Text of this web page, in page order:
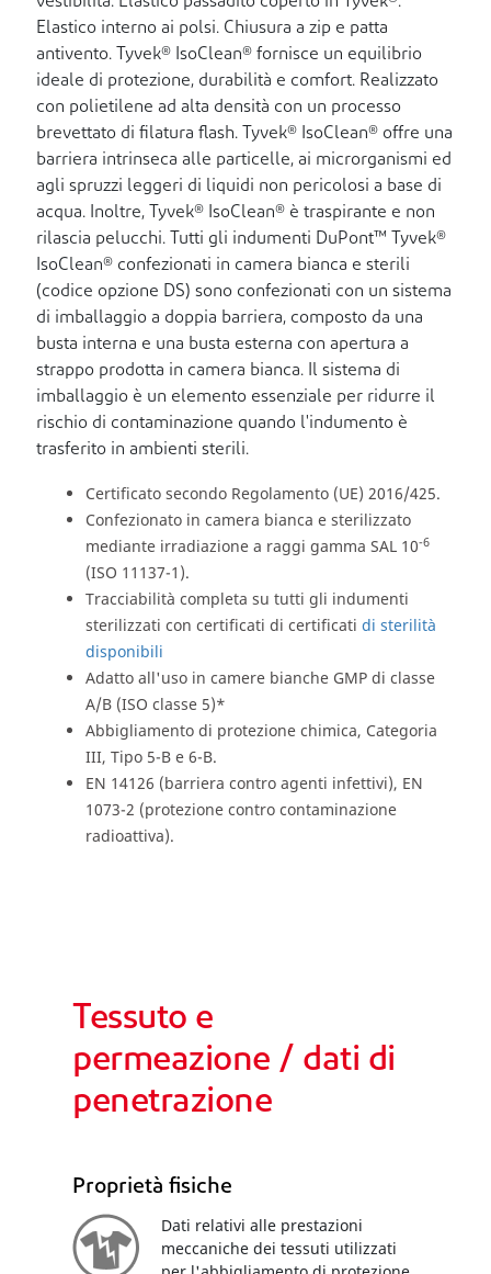
Elastico interno ai polsi. Chiusura a zip e patta
antivento. Tyvek® IsoClean® fornisce un equilibrio
ideale di protezione, durabilità e comfort. Realizzato
con polietilene ad alta densità con un processo
brevettato di filatura flash. Tyvek® IsoClean® offre una
barriera intrinseca alle particelle, ai microrganismi ed
agli spruzzi leggeri di liquidi non pericolosi a base di
acqua. Inoltre, Tyvek® IsoClean® è traspirante e non
rilascia pelucchi. Tutti gli indumenti DuPont™ Tyvek®
IsoClean® confezionati in camera bianca e sterili
(codice opzione DS) sono confezionati con un sistema
di imballaggio a doppia barriera, composto da una
busta interna e una busta esterna con apertura a
strappo prodotta in camera bianca. Il sistema di
imballaggio è un elemento essenziale per ridurre il
rischio di contaminazione quando l'indumento è
trasferito in ambienti sterili.
Certificato secondo Regolamento (UE) 2016/425.
Confezionato in camera bianca e sterilizzato
mediante irradiazione a raggi gamma SAL 10-6
(ISO 11137-1).
Tracciabilità completa su tutti gli indumenti
sterilizzati con certificati di certificati di sterilità
disponibili
Adatto all'uso in camere bianche GMP di classe
A/B (ISO classe 5)*
Abbigliamento di protezione chimica, Categoria
III, Tipo 5-B e 6-B.
EN 14126 (barriera contro agenti infettivi), EN
1073-2 (protezione contro contaminazione
radioattiva).
Tessuto e
permeazione / dati di
penetrazione
Proprietà fisiche
Dati relativi alle prestazioni
meccaniche dei tessuti utilizzati